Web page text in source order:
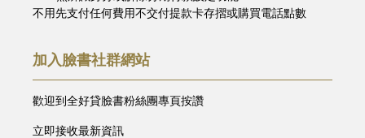
不用先支付任何費用不交付提款卡存摺或購買電話點數
加入臉書社群網站
歡迎到全好貸臉書粉絲團專頁按讚
立即接收最新資訊